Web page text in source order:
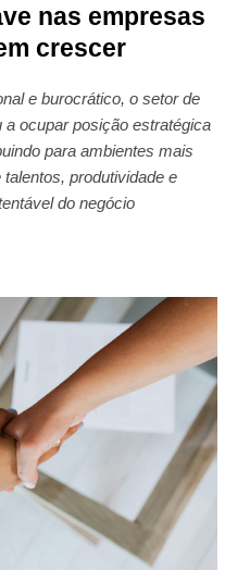
nas empresas
crescer
e burocrático, o setor de
ocupar posição estratégica
para ambientes mais
produtividade e
do negócio